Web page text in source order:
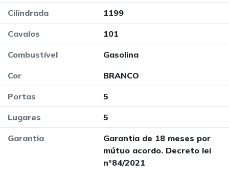
Cilindrada 1199
Cavalos 101
Combustível Gasolina
Cor BRANCO
Portas 5
Lugares 5
Garantia
Garantia de 18 meses por
mútuo acordo. Decreto lei
nº84/2021